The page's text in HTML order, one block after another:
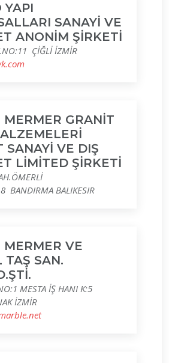
YAPI
SANAYİ VE
ANONİM ŞİRKETİ
ÇİĞLİ İZMİR
MERMER GRANİT
SANAYİ VE DIŞ
LİMİTED ŞİRKETİ
BANDIRMA BALIKESIR
MERMER VE
TAŞ SAN.
MESTA İŞ HANI K:5
İZMİR